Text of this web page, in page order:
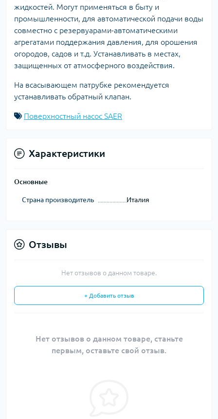
жидкостей. Могут применяться в быту и
промышленности, для автоматической подачи воды
совместно с резервуарами-автоматическими
агрегатами поддержания давления, для орошения
огородов, садов и т.д. Устанавливать в местах,
защищенных от атмосферного воздействия.
На всасывающем патрубке рекомендуется
устанавливать обратный клапан.
Поверхностный насос SAER
Характеристики
Основные
Страна производитель Италия
Отзывы
Нет отзывов о данном товаре.
+ Добавить отзыв
Нет отзывов о данном товаре, станьте
первым, оставьте свой отзыв.